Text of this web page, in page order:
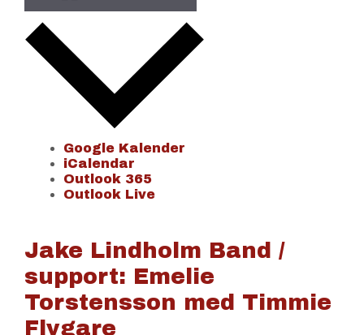
Google Kalender
iCalendar
Outlook 365
Outlook Live
Jake Lindholm Band /
support: Emelie
Torstensson med Timmie
Flygare